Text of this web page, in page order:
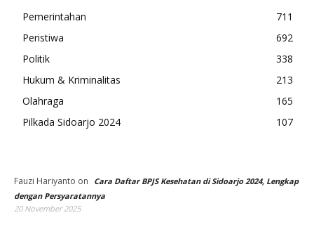
Pemerintahan
711
Peristiwa
692
Politik
338
Hukum & Kriminalitas
213
Olahraga
165
Pilkada Sidoarjo 2024
107
Fauzi Hariyanto on
Cara Daftar BPJS Kesehatan di Sidoarjo 2024, Lengkap
dengan Persyaratannya
20 November 2025